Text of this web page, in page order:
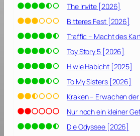
The Invite [2026]
Bitteres Fest [2026]
Traffic – Macht des
Toy Story 5 [2026]
H wie Habicht [2025]
To My Sisters [2026]
Kraken – Erwachen
Nur noch ein kleiner
Die Odyssee [2026]